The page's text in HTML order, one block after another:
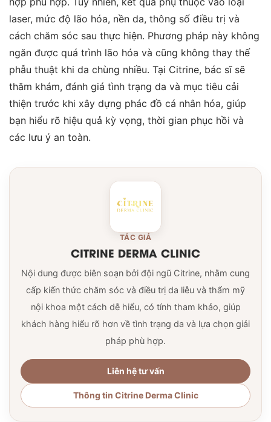
laser, mức độ lão hóa, nền da, thông số điều trị và
cách chăm sóc sau thực hiện. Phương pháp này không
ngăn được quá trình lão hóa và cũng không thay thế
phẫu thuật khi da chùng nhiều. Tại Citrine, bác sĩ sẽ
thăm khám, đánh giá tình trạng da và mục tiêu cải
thiện trước khi xây dựng phác đồ cá nhân hóa, giúp
bạn hiểu rõ hiệu quả kỳ vọng, thời gian phục hồi và
các lưu ý an toàn.
TÁC GIẢ
CITRINE DERMA CLINIC
Nội dung được biên soạn bởi đội ngũ Citrine, nhằm cung
cấp kiến thức chăm sóc và điều trị da liễu và thẩm mỹ
nội khoa một cách dễ hiểu, có tính tham khảo, giúp
khách hàng hiểu rõ hơn về tình trạng da và lựa chọn giải
pháp phù hợp.
Liên hệ tư vấn
Thông tin Citrine Derma Clinic